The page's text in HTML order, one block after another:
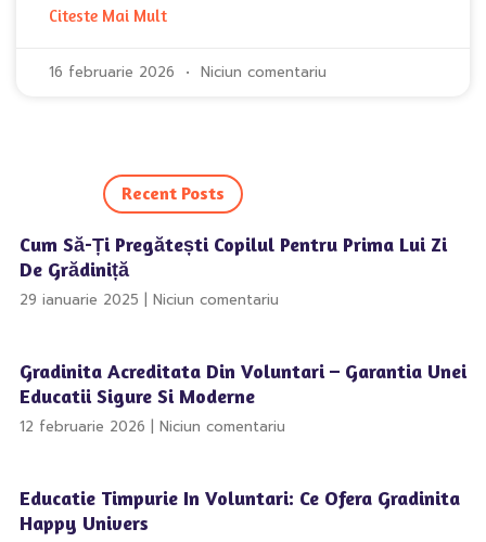
Citeste Mai Mult
16 februarie 2026 Niciun comentariu
Recent Posts
Cum Să-Ți Pregătești Copilul Pentru Prima Lui Zi
De Grădiniță
29 ianuarie 2025 Niciun comentariu
Gradinita Acreditata Din Voluntari – Garantia Unei
Educatii Sigure Si Moderne
12 februarie 2026 Niciun comentariu
Educatie Timpurie In Voluntari: Ce Ofera Gradinita
Happy Univers